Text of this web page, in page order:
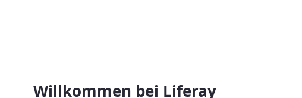
Willkommen bei Liferay